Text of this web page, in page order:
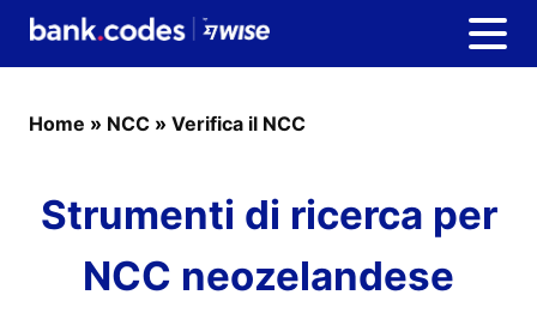
Home » NCC » Verifica il NCC
Strumenti di ricerca per
NCC neozelandese